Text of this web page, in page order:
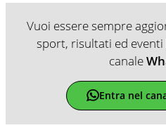
Vuoi essere sempre
sport, risultati ed
canale
Entra nel